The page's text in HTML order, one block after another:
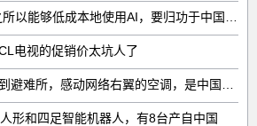
电视的促销价太坑人了
形和四足智能机器人‌，有‌8台‌产自中国